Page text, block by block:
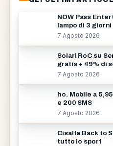
NOW Pass
lampo di 3 giorni
7 Agosto 2026
Solari RoC su
gratis + 49% di
7 Agosto 2026
ho. Mobile a
e 200 SMS
7 Agosto 2026
Cisalfa Back to
tutto lo sport